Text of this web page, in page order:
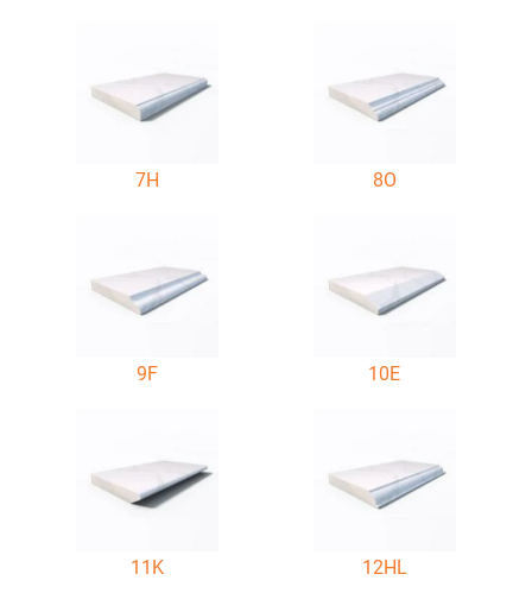
7H 8O
9F 10E
11K 12HL